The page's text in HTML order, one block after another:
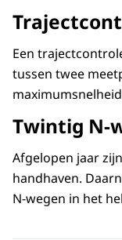
Een
tussen twee
Twintig N-
Afgelopen jaar
handhaven.
N-wegen in het